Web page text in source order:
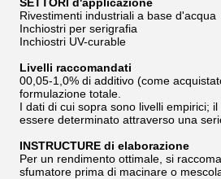
Rivestimenti industriali a base d'acqua
Inchiostri per serigrafia
Inchiostri UV-curable
Livelli raccomandati
00,05-1,0% di additivo (come
formulazione totale.
I dati di cui sopra sono livelli empirici;
essere determinato attraverso una
INSTRUCTURE di elaborazione
Per un rendimento ottimale, si
sfumatore prima di macinare o